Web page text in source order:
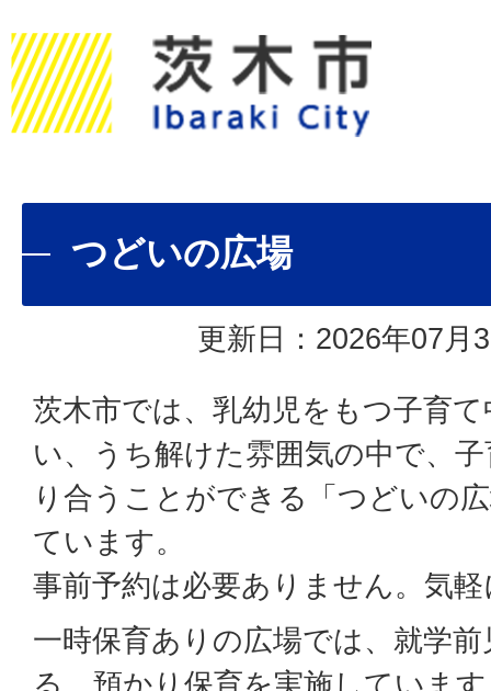
つどいの広場
更新日：2026年07月
茨木市では、乳幼児をもつ子育
い、うち解けた雰囲気の中で、
り合うことができる「つどいの
ています。
事前予約は必要ありません。気
一時保育ありの広場では、就学
る、預かり保育を実施していま